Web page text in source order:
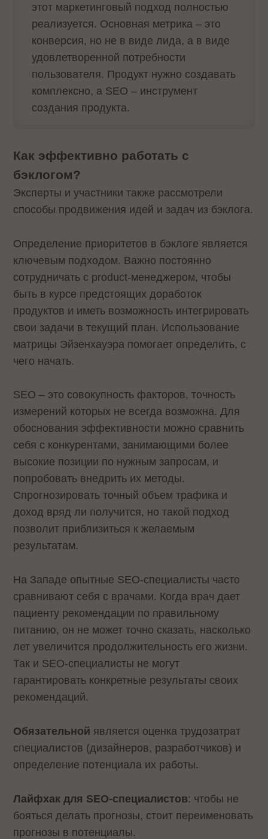
этот маркетинговый подход полностью
реализуется. Основная метрика – это
конверсия, но не в виде лида, а в виде
удовлетворенной потребности
пользователя. Продукт нужно создавать
комплексно, а SEO – инструмент
создания продукта.
Как эффективно работать с
бэклогом?
Эксперты и участники также рассмотрели
способы продвижения идей и задач из бэклога.
Определение приоритетов в бэклоге является
ключевым подходом. Важно постоянно
сотрудничать с product-менеджером, чтобы
быть в курсе предстоящих доработок
продуктов и иметь возможность интегрировать
свои задачи в текущий план. Использование
матрицы Эйзенхауэра помогает определить, с
чего начать.
SEO – это совокупность факторов, точность
измерений которых не всегда возможна. Для
обоснования эффективности можно сравнить
себя с конкурентами, занимающими более
высокие позиции по нужным запросам, и
попробовать внедрить их методы.
Спрогнозировать точный объем трафика и
доход вряд ли получится, но такой подход
позволит приблизиться к желаемым
результатам.
На Западе опытные SEO-специалисты часто
сравнивают себя с врачами. Когда врач дает
пациенту рекомендации по правильному
питанию, он не может точно сказать, насколько
лет увеличится продолжительность его жизни.
Так и SEO-специалисты не могут
гарантировать конкретные результаты своих
рекомендаций.
Обязательной является оценка трудозатрат
специалистов (дизайнеров, разработчиков) и
определение потенциала их работы.
Лайфхак для SEO-специалистов: чтобы не
бояться делать прогнозы, стоит переименовать
прогнозы в потенциалы.